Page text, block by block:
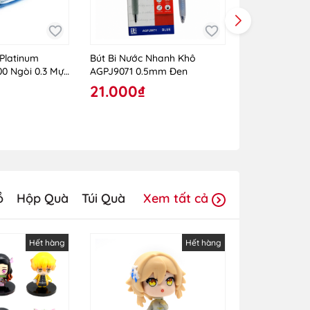
Ngòi 0.3 Mực
Bút Bi Nước Nhanh Khô
AGPJ9071 0.5mm Đen
21.000₫
Hộp Quà Túi Quà Xem tất cả
Hết hàng Hết hàng